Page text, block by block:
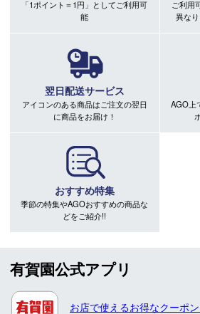
「1ポイント＝1円」としてご利用可
能
ご利用
異な
翌日配送サービス
アイコンのある商品はご注文の翌日
に商品をお届け！
AGO上
おすすめ特集
季節の特集やAGOおすすめの商品な
どをご紹介!!
有賀園公式アプリ
お店で使えるお得なクーポ